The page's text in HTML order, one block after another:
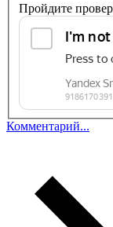
Пройдите
Комментарий...